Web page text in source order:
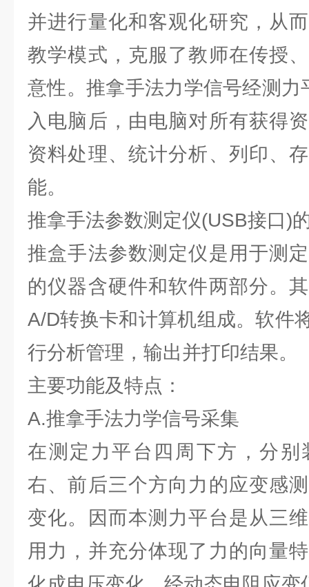
并进行量化和客观化研究，从
教学模式，克服了教师在传授
意性。推拿手法力学信号经测
入电脑后，由电脑对所有获得
资料处理、统计分析、列印、
能。
推拿手法参数测定仪(USB接口)
推盒手法参数测定仪是用于测
的仪器含硬件和软件两部分。
A/D转换卡和计算机组成。软件
行分析管理，输出并打印结果。
主要功能及特点：
A.推拿手法力学信号采集
在测定力平台四周下方，分别
右、前后三个方向力的应变感
变化。因而本测力平台是从三
用力，并充分体现了力的向量